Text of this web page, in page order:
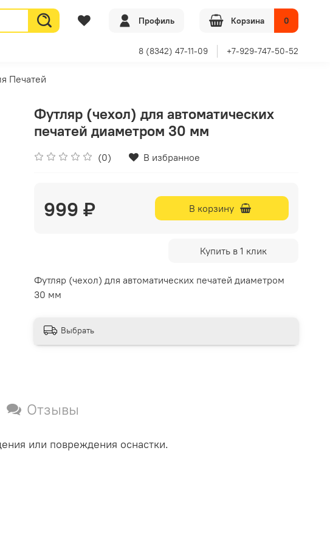
Профиль Корзина 0
8 (8342) 47-11-09 +7-929-747-50-52
Печатей
Футляр (чехол) для автоматических
печатей диаметром 30 мм
(0) В избранное
999 ₽ В корзину
Купить в 1 клик
Футляр (чехол) для автоматических печатей диаметром
30 мм
Выбрать
Отзывы
или повреждения оснастки.